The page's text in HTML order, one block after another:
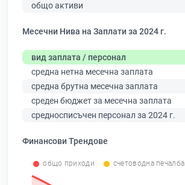
общо активи
Месечни Нива на Заплати за 2024 г.
вид заплата / персонал
средна нетна месечна заплата
средна брутна месечна заплата
среден бюджет за месечна заплата
средносписъчен персонал за 2024 г.
Финансови Трендове
общо приходи счетоводна печалба